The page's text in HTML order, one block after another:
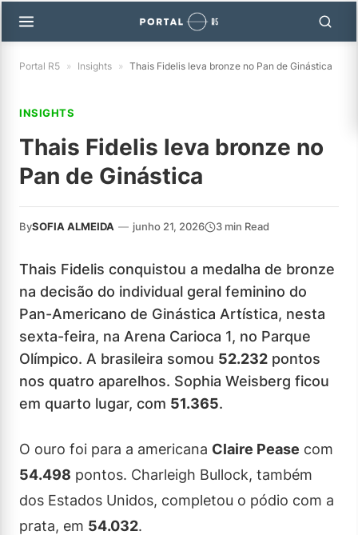
Portal R5 » Insights » Thais Fidelis leva bronze no Pan de Ginástica
INSIGHTS
Thais Fidelis leva bronze no
Pan de Ginástica
BySOFIA ALMEIDA — junho 21, 2026 3 min Read
Thais Fidelis conquistou a medalha de bronze
na decisão do individual geral feminino do
Pan-Americano de Ginástica Artística, nesta
sexta-feira, na Arena Carioca 1, no Parque
Olímpico. A brasileira somou 52.232 pontos
nos quatro aparelhos. Sophia Weisberg ficou
em quarto lugar, com 51.365.
O ouro foi para a americana Claire Pease com
54.498 pontos. Charleigh Bullock, também
dos Estados Unidos, completou o pódio com a
prata, em 54.032.